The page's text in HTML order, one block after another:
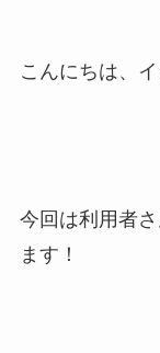
こんにちは、
今回は利用者
ます！